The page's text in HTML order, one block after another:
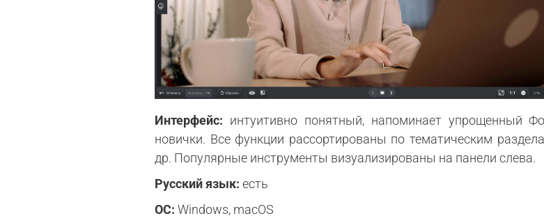
Интерфейс: интуитивно понятный, напоминает упрощенный
новички. Все функции рассортированы по тематическим
др. Популярные инструменты визуализированы на панели слева.
Русский язык: есть
ОС: Windows, macOS